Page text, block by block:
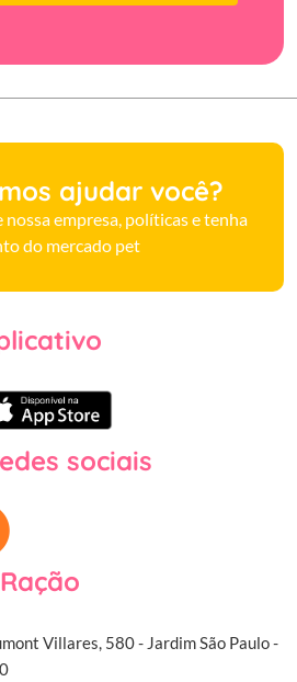
ajudar você?
nossa empresa, políticas e tenha
do mercado pet
sociais
Villares, 580 - Jardim São Paulo -